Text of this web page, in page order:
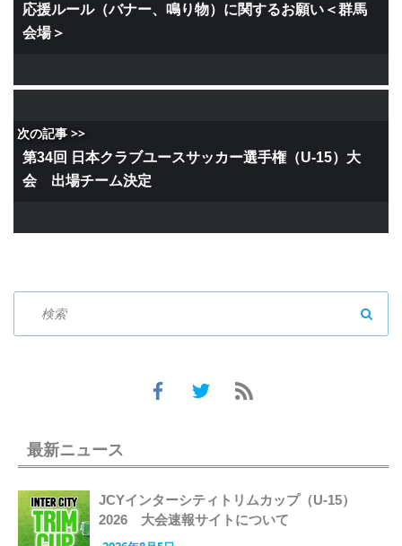
応援ルール（バナー、鳴り物）に関するお願い＜群馬
会場＞
次の記事 >>
第34回 日本クラブユースサッカー選手権（U-15）大
会 出場チーム決定
最新ニュース
JCYインターシティトリムカップ（U-15）
2026 大会速報サイトについて